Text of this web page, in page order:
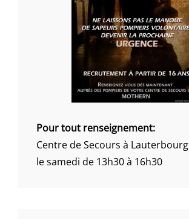
Pour tout renseignement:
Centre de Secours à Lauterbourg
le samedi de 13h30 à 16h30